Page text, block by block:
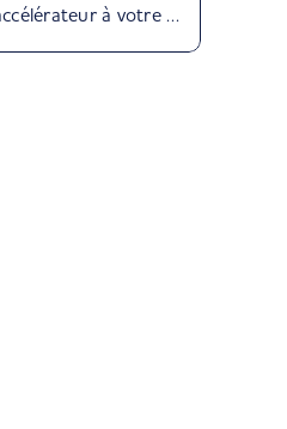
à votre marque employeur